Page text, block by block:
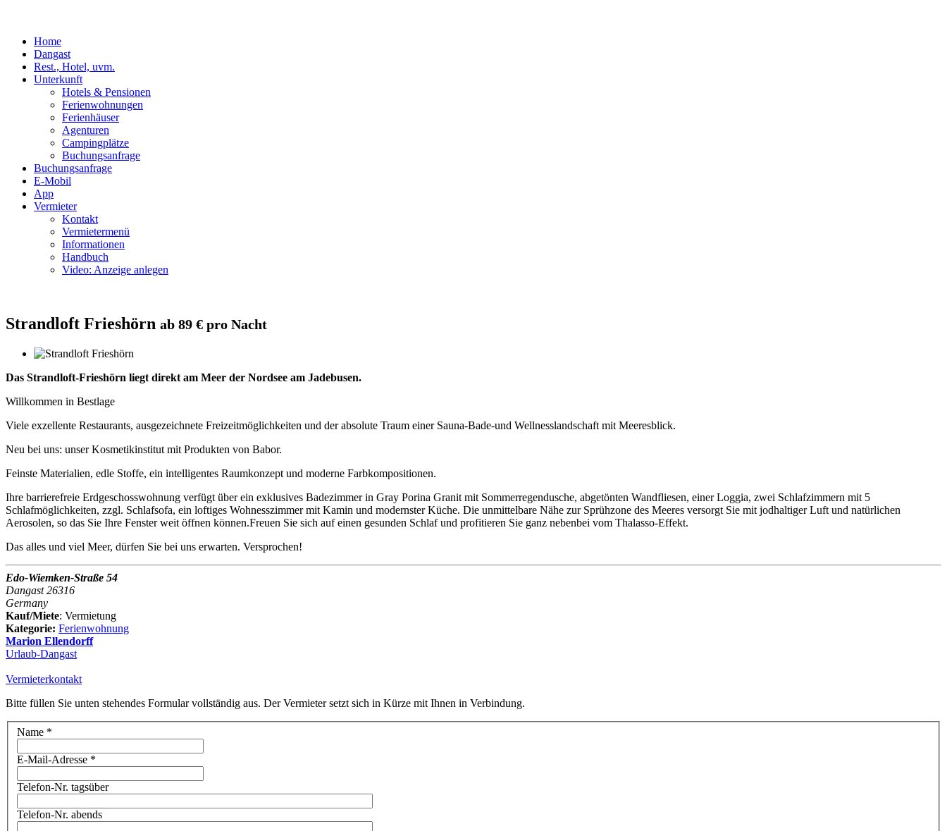
Home
Dangast
Rest., Hotel, uvm.
Unterkunft
Hotels & Pensionen
Ferienwohnungen
Ferienhäuser
Agenturen
Campingplätze
Buchungsanfrage
Buchungsanfrage
E-Mobil
App
Vermieter
Kontakt
Vermietermenü
Informationen
Handbuch
Video: Anzeige anlegen
Strandloft Frieshörn ab 89 € pro Nacht
Das Strandloft-Frieshörn liegt direkt am Meer der Nordsee am Jadebusen.
Willkommen in Bestlage
Viele exzellente Restaurants, ausgezeichnete Freizeitmöglichkeiten und der absolute Traum einer Sauna-Bade-und Wellnesslandschaft mit Meeresblick.
Neu bei uns: unser Kosmetikinstitut mit Produkten von Babor.
Feinste Materialien, edle Stoffe, ein intelligentes Raumkonzept und moderne Farbkompositionen.
Ihre barrierefreie Erdgeschosswohnung verfügt über ein exklusives Badezimmer in Gray Porina Granit mit Sommerregendusche, abgetönten Wandfliesen, einer Loggia, zwei Schlafzimmern mit 5
Schlafmöglichkeiten, zzgl. Schlafsofa, ein loftiges Wohnesszimmer mit Kamin und modernster Küche. Die unmittelbare Nähe zur Sprühzone des Meeres versorgt Sie mit jodhaltiger Luft und natürlichen
Aerosolen, so das Sie Ihre Fenster weit öffnen können.Freuen Sie sich auf einen gesunden Schlaf und profitieren Sie ganz nebenbei vom Thalasso-Effekt.
Das alles und viel Meer, dürfen Sie bei uns erwarten. Versprochen!
Edo-Wiemken-Straße 54
Dangast 26316
Germany
Kauf/Miete: Vermietung
Kategorie: Ferienwohnung
Marion Ellendorff
Urlaub-Dangast
Vermieterkontakt
Bitte füllen Sie unten stehendes Formular vollständig aus. Der Vermieter setzt sich in Kürze mit Ihnen in Verbindung.
Name *
E-Mail-Adresse *
Telefon-Nr. tagsüber
Telefon-Nr. abends